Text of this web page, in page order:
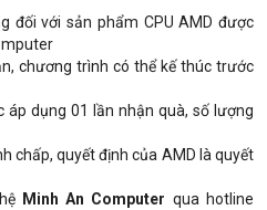
đối với sản phẩm CPU AMD được
chương trình có thể kế thúc trước
áp dụng 01 lần nhận quà, số lượng
chấp, quyết định của AMD là quyết
Minh An Computer qua hotline